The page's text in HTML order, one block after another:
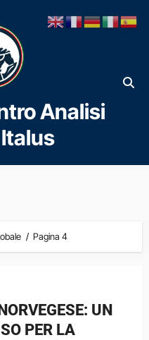
Analisi
Pagina 4
UN
PER LA